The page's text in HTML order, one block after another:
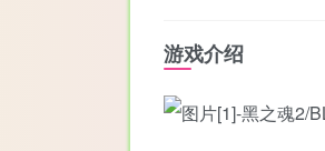
游戏介绍